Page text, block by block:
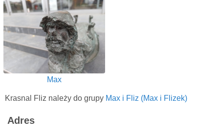
Max
Krasnal Fliz należy do grupy Max i Fliz (Max i Flizek)
Adres